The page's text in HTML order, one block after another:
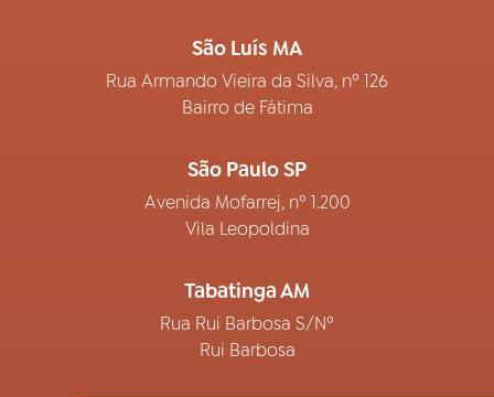
São Luís MA
Rua Armando Vieira da Silva, nº 126
Bairro de Fátima
São Paulo SP
Avenida Mofarrej, nº 1.200
Vila Leopoldina
Tabatinga AM
Rua Rui Barbosa S/Nº
Rui Barbosa